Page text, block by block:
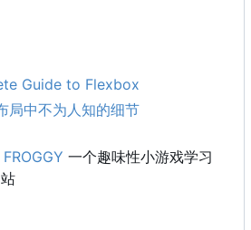
Guide to Flexbox
局中不为人知的细节
一个趣味性小游戏学习